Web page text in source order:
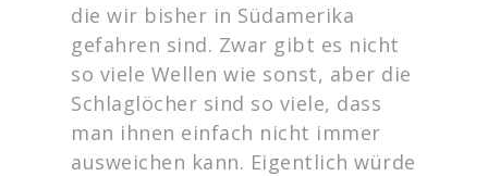
die wir bisher in Südamerika
gefahren sind. Zwar gibt es nicht
so viele Wellen wie sonst, aber die
Schlaglöcher sind so viele, dass
man ihnen einfach nicht immer
ausweichen kann. Eigentlich würde